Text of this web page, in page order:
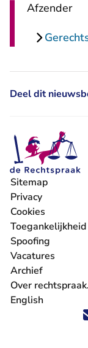
Afzender
Deel dit
Volg ons op X
Volg ons op
Volg ons
Volg
Sitemap
Privacy
Cookies
Toegankelijkheid
Spoofing
Vacatures
- U verlaat
Archief
Over
English